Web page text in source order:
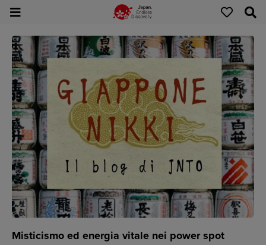
Misticismo ed energia vitale nei power spot